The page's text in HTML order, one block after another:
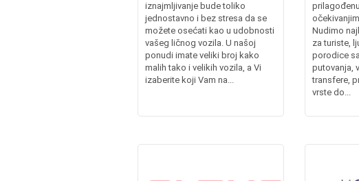
iznajmljivanje bude toliko
jednostavno i bez stresa da se
možete osećati kao u udobnosti
vašeg ličnog vozila. U našoj
ponudi imate veliki broj kako
malih tako i velikih vozila, a Vi
izaberite koji Vam na...
Nudimo
za turiste,
porodice
putovanja,
transfere,
vrste do...